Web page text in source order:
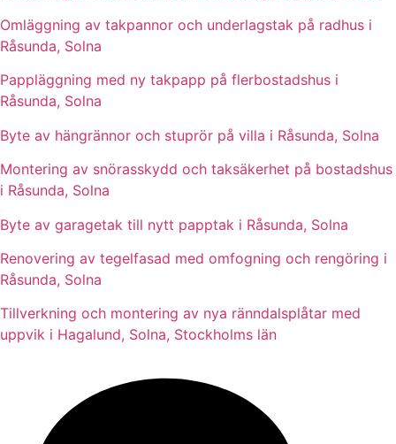
Omläggning av takpannor och underlagstak på radhus i
Råsunda, Solna
Pappläggning med ny takpapp på flerbostadshus i
Råsunda, Solna
Byte av hängrännor och stuprör på villa i Råsunda, Solna
Montering av snörasskydd och taksäkerhet på bostadshus
i Råsunda, Solna
Byte av garagetak till nytt papptak i Råsunda, Solna
Renovering av tegelfasad med omfogning och rengöring i
Råsunda, Solna
Tillverkning och montering av nya ränndalsplåtar med
uppvik i Hagalund, Solna, Stockholms län